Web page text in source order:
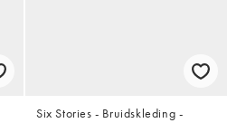
Six Stories - Bruidskleding -